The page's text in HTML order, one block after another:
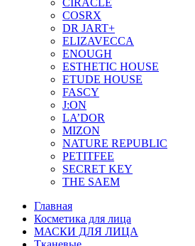
CIRACLE
COSRX
DR JART+
ELIZAVECCA
ENOUGH
ESTHETIC HOUSE
ETUDE HOUSE
FASCY
J:ON
LA’DOR
MIZON
NATURE REPUBLIC
PETITFEE
SEСRET KEY
THE SAEM
Главная
Косметика для лица
МАСКИ ДЛЯ ЛИЦА